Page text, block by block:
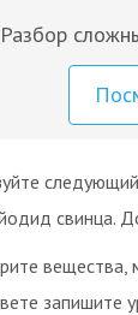
Разбор
свинца.